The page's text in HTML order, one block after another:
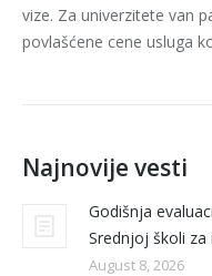
vize. Za univerzitete van
povlašćene cene usluga
Najnovije vesti
Godišnja
Srednjoj školi
August 8, 2026